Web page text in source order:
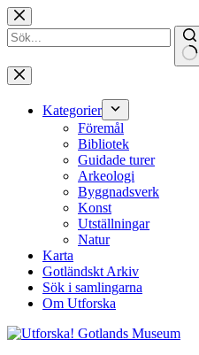
Hoppa
till
innehåll
Inga
resultat
Kategorier
Föremål
Bibliotek
Guidade turer
Arkeologi
Byggnadsverk
Konst
Utställningar
Natur
Karta
Gotländskt Arkiv
Sök i samlingarna
Om Utforska